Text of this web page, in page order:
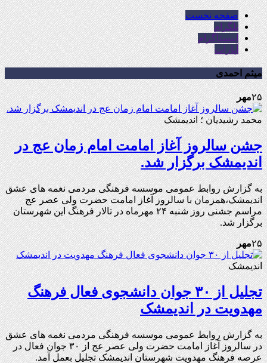
صفحه نخست
تلگرام
اینستاگرام
آپارات
میثم احمدی
۲۵مهر
محمد رشیدیان ؛ اندیمشک
جشن سالروز آغاز امامت امام زمان عج در
اندیمشک برگزار شد.
به گزارش روابط عمومی موسسه فرهنگی مردمی نغمه های عشق
اندیمشک،همزمان با سالروز آغاز امامت حضرت ولی عصر عج
مراسم جشنی روز شنبه ۲۴ مهرماه در تالار فرهنگ این شهرستان
برگزار شد.
۲۵مهر
اندیمشک
تجلیل از ۳۰ جوان دانشجوی فعال فرهنگ
مهدویت در اندیمشک
به گزارش روابط عمومی موسسه فرهنگی مردمی نغمه های عشق
در سالروز آغاز امامت حضرت ولی عصر عج از ۳۰ جوان فعال در
عرصه فرهنگ مهدویت شهرستان اندیمشک تجلیل بعمل آمد.